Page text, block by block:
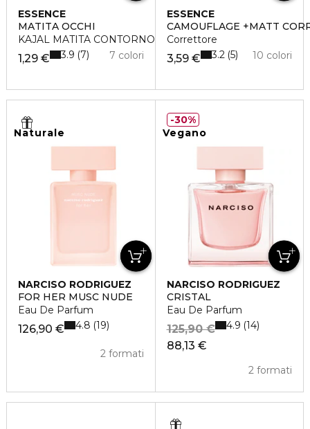
ESSENCE
MATITA OCCHI
KAJAL MATITA CONTORNO OCCHI
1,29 € 7 colori
3.9 7
ESSENCE
CAMOUFLAGE +MATT
Correttore
3,59 € 10 colori
3.2 5
Naturale
NARCISO RODRIGUEZ
FOR HER MUSC NUDE
Eau De Parfum
126,90 €
2 formati
4.8 19
Vegano
NARCISO RODRIGUEZ
CRISTAL
Eau De Parfum
88,13 €
125,90 €
2 formati
4.9 14
30%